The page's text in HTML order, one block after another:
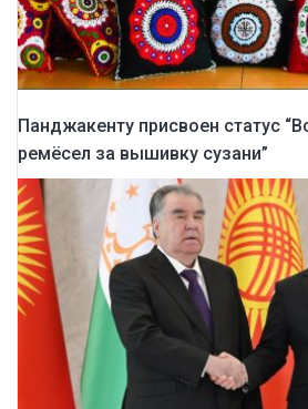
Панджакенту присвоен статус
ремёсел за вышивку сузани”